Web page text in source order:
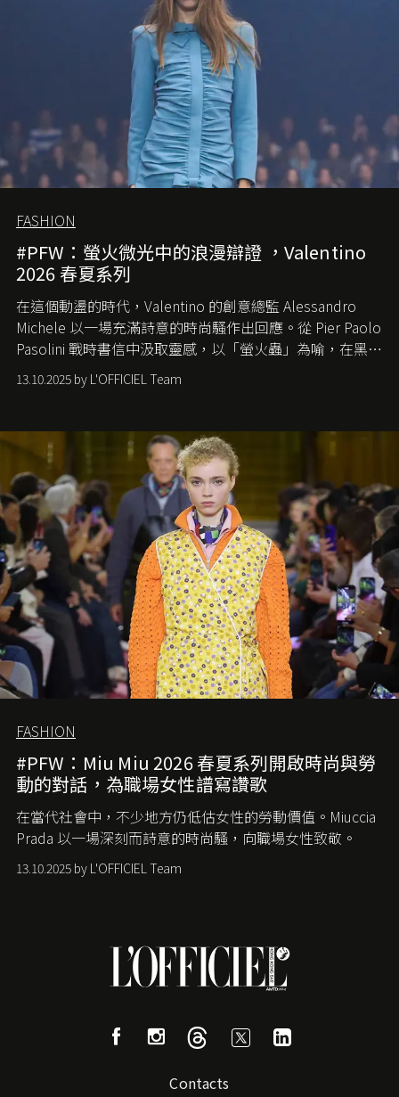
FASHION
#PFW：螢火微光中的浪漫辯證 ，Valentino
2026 春夏系列
在這個動盪的時代， Valentino 的創意總監 Alessandro
Michele 以一場充滿詩意的時尚騷作出回應。從 Pier Paolo
Pasolini 戰時書信中汲取靈感，以「螢火蟲」為喻，在黑暗
中找尋希望的微光。
13.10.2025 by L'OFFICIEL Team
FASHION
#PFW：Miu Miu 2026 春夏系列開啟時尚與勞
動的對話，為職場女性譜寫讚歌
在當代社會中，不少地方仍低估女性的勞動價值。 Miuccia
Prada 以一場深刻而詩意的時尚騷，向職場女性致敬。
13.10.2025 by L'OFFICIEL Team
Contacts